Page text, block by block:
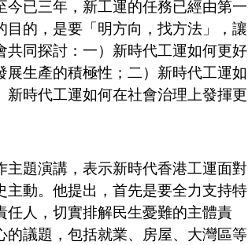
已三年，新工運的任務已經由第一
的，是要「明方向，找方法」，讓
同探討：一）新時代工運如何更好
生產的積極性；二）新時代工運如
時代工運如何在社會治理上發揮更
題演講，表示新時代香港工運面對
動。他提出，首先是要全力支持特
人，切實排解民生憂難的主體責
議題，包括就業、房屋、大灣區等